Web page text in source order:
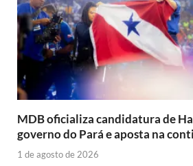
MDB oficializa candidatura de
governo do Pará e aposta na
1 de agosto de 2026